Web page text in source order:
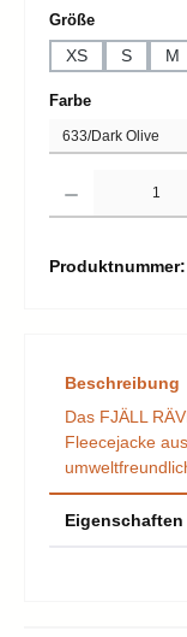
Größeauswählen
XS S M
Farbeauswählen
Produktnummer:
Beschreibung
Das FJÄLL
Fleecejacke
Eigenschaften